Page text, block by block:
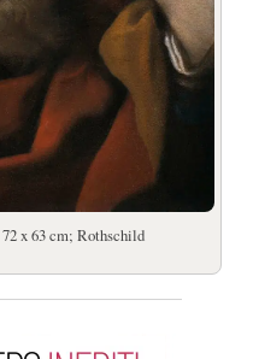
x 63 cm; Rothschild